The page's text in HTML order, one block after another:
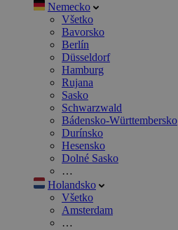
Nemecko
Všetko
Bavorsko
Berlín
Düsseldorf
Hamburg
Rujana
Sasko
Schwarzwald
Bádensko-Württembersko
Durínsko
Hesensko
Dolné Sasko
…
Holandsko
Všetko
Amsterdam
…